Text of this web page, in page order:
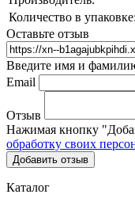
Количество в упаковке:
Оставьте отзыв
Введите имя и
Email
Отзыв
Нажимая кнопку
обработку своих
Добавить отзыв
Каталог